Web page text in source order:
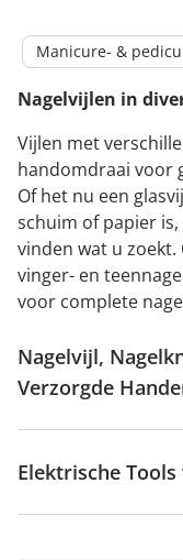
Manicure- &
Nagelvijlen in
Vijlen met
handomdraai voor
Of het nu een
schuim of papier
vinden wat u
vinger- en
voor complete
Nagelvijl,
Verzorgde
Elektrische